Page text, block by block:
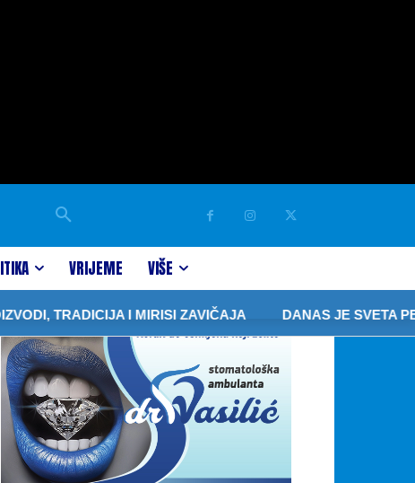
VRIJEME VIŠE
TRADICIJA I MIRISI ZAVIČAJA DANAS JE SVETA PETKA